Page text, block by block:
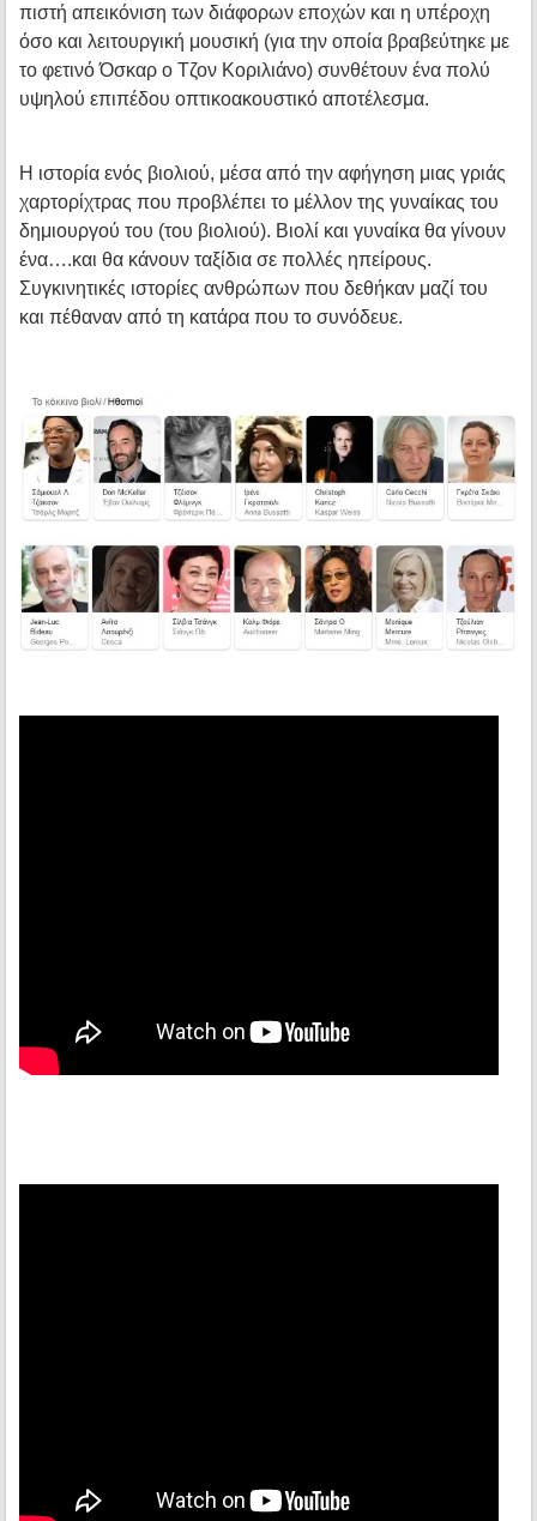
πιστή απεικόνιση των διάφορων εποχών και η υπέροχη
όσο και λειτουργική μουσική (για την οποία βραβεύτηκε με
το φετινό Όσκαρ ο Τζον Κοριλιάνο) συνθέτουν ένα πολύ
υψηλού επιπέδου οπτικοακουστικό αποτέλεσμα.
Η ιστορία ενός βιολιού, μέσα από την αφήγηση μιας γριάς
χαρτορίχτρας που προβλέπει το μέλλον της γυναίκας του
δημιουργού του (του βιολιού). Βιολί και γυναίκα θα γίνουν
ένα….και θα κάνουν ταξίδια σε πολλές ηπείρους.
Συγκινητικές ιστορίες ανθρώπων που δεθήκαν μαζί του
και πέθαναν από τη κατάρα που το συνόδευε.